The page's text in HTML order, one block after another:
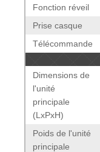
Fonction réveil
Prise casque
Télécommande
Dimensions de
l'unité
principale
(LxPxH)
Poids de l'unité
principale